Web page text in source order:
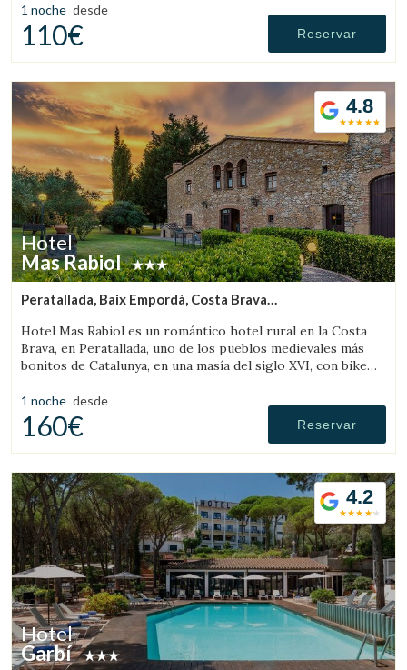
1 noche desde
110€ Reservar
4.8
Hotel
Mas Rabiol
Peratallada, Baix Empordà, Costa Brava
Hotel Mas Rabiol es un romántico hotel rural en la Costa
Brava, en Peratallada, uno de los pueblos medievales más
bonitos de Catalunya, en una masía del siglo XVI, con bike
1 noche desde
160€ Reservar
4.2
Hotel
Garbí